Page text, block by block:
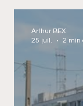
COTE DE
Arthur BEX
25 juil.
2 min